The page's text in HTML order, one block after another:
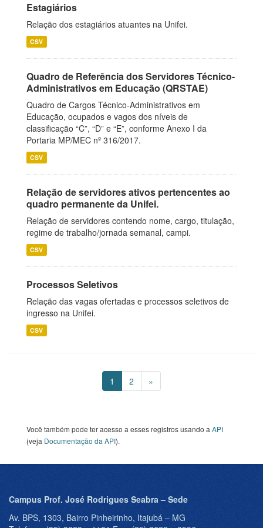
Estagiários
Relação dos estagiários atuantes na Unifei.
CSV
Quadro de Referência dos Servidores Técnico-
Administrativos em Educação (QRSTAE)
Quadro de Cargos Técnico-Administrativos em
Educação, ocupados e vagos dos níveis de
classificação “C”, “D” e “E”, conforme Anexo I da
Portaria MP/MEC nº 316/2017.
CSV
Relação de servidores ativos pertencentes ao
quadro permanente da Unifei.
Relação de servidores contendo nome, cargo, titulação,
regime de trabalho/jornada semanal, campi.
CSV
Processos Seletivos
Relação das vagas ofertadas e processos seletivos de
ingresso na Unifei.
CSV
1 2 »
Você também pode ter acesso a esses registros usando a API
(veja Documentação da API).
Campus Prof. José Rodrigues Seabra – Sede
Av. BPS, 1303, Bairro Pinheirinho, Itajubá – MG